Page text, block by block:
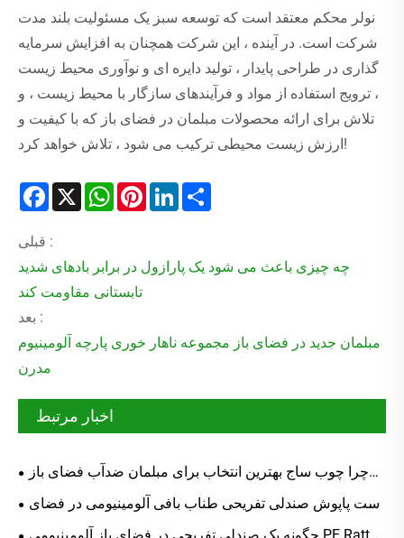
نولر محکم معتقد است که توسعه سبز یک مسئولیت بلند مدت
شرکت است. در آینده ، این شرکت همچنان به افزایش سرمایه
گذاری در طراحی پایدار ، تولید دایره ای و نوآوری محیط زیست
، ترویج استفاده از مواد و فرآیندهای سازگار با محیط زیست ، و
تلاش برای ارائه محصولات مبلمان در فضای باز که با کیفیت و
ارزش زیست محیطی ترکیب می شود ، تلاش خواهد کرد!
Facebook
X WhatsAppPinterestLinkedIn
قبلی :
چه چیزی باعث می شود یک پارازول در برابر بادهای شدید
تابستانی مقاومت کند
بعد :
مبلمان جدید در فضای باز مجموعه ناهار خوری پارچه آلومینیوم
مدرن
اخبار مرتبط
چرا چوب ساج بهترین انتخاب برای مبلمان ضدآب فضای باز
است که برای چندین دهه دوام می آورد؟
ست پاپوش صندلی تفریحی طناب بافی آلومینیومی در فضای
باز چگونه می تواند فضای زندگی در فضای باز شما را متحول